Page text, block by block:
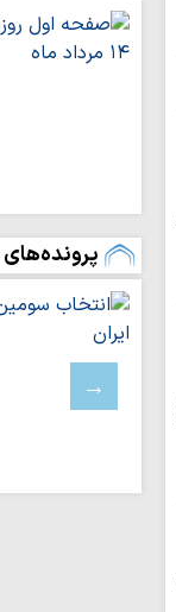
تجربه متفاوت
تا کربلا
سقوط انسان باشد
توسعه
متناسب با شتاب
دیدار نمایندگان
شهید سامعی +
نورلایب
و معنوی برای
پرونده‌های